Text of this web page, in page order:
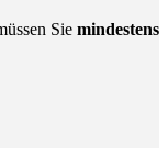
Sie mindestens